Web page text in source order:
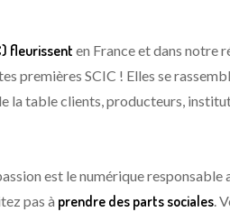
fleurissent en France et dans notre
premières SCIC ! Elles se
la table clients, producteurs,
est le numérique
pas à prendre des parts sociales.